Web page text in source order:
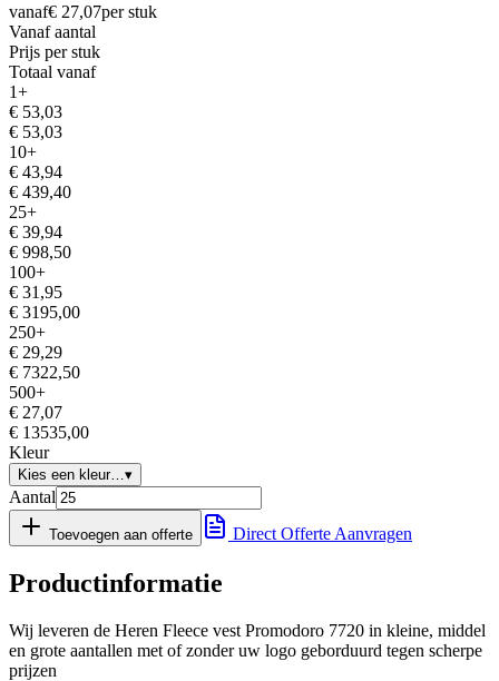
vanaf€ 27,07per stuk
Vanaf aantal
Prijs per stuk
Totaal vanaf
1+
€ 53,03
€ 53,03
10+
€ 43,94
€ 439,40
25+
€ 39,94
€ 998,50
100+
€ 31,95
€ 3195,00
250+
€ 29,29
€ 7322,50
500+
€ 27,07
€ 13535,00
Kleur
Kies een kleur… ▾
Aantal
Toevoegen aan offerte Direct Offerte Aanvragen
Productinformatie
Wij leveren de Heren Fleece vest Promodoro 7720 in kleine, middel
en grote aantallen met of zonder uw logo geborduurd tegen scherpe
prijzen